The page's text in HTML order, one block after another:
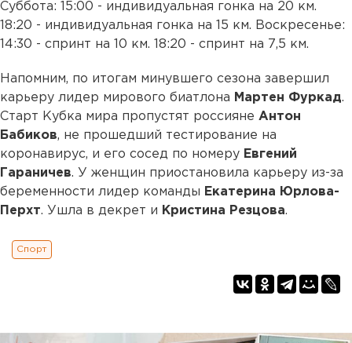
Суббота: 15:00 - индивидуальная гонка на 20 км.
18:20 - индивидуальная гонка на 15 км. Воскресенье:
14:30 - спринт на 10 км. 18:20 - спринт на 7,5 км.
Напомним, по итогам минувшего сезона завершил
карьеру лидер мирового биатлона Мартен Фуркад.
Старт Кубка мира пропустят россияне Антон
Бабиков, не прошедший тестирование на
коронавирус, и его сосед по номеру Евгений
Гараничев. У женщин приостановила карьеру из-за
беременности лидер команды Екатерина Юрлова-
Перхт. Ушла в декрет и Кристина Резцова.
Спорт